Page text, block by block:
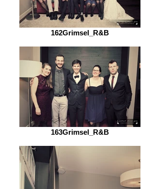
162Grimsel_R&B
163Grimsel_R&B